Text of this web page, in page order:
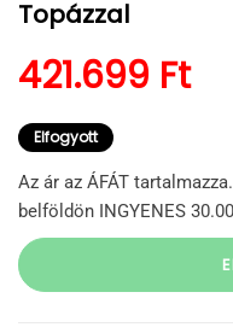
a
modális
Topázzal
Normál ár
421.699 Ft
Elfogyott
Az ár az ÁFÁT
belföldön INGYENES